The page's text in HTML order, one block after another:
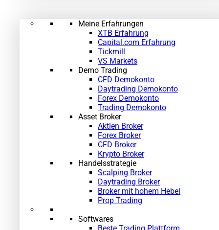
Meine Erfahrungen
XTB Erfahrung
Capital.com Erfahrung
Tickmill
VS Markets
Demo Trading
CFD Demokonto
Daytrading Demokonto
Forex Demokonto
Trading Demokonto
Asset Broker
Aktien Broker
Forex Broker
CFD Broker
Krypto Broker
Handelsstrategie
Scalping Broker
Daytrading Broker
Broker mit hohem Hebel
Prop Trading
Softwares